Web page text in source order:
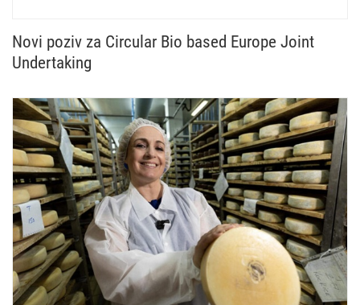
Novi poziv za Circular Bio based Europe Joint
Undertaking